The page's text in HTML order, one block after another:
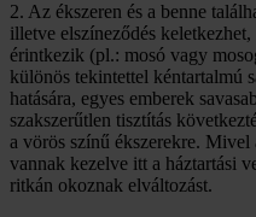
2. Az ékszeren és a benne
illetve elszíneződés
érintkezik (pl.: mosó vagy
különös tekintettel kéntartalmú
hatására, egyes emberek
szakszerűtlen tisztítás
a vörös színű ékszerekre.
vannak kezelve itt a háztartási
ritkán okoznak elváltozást.